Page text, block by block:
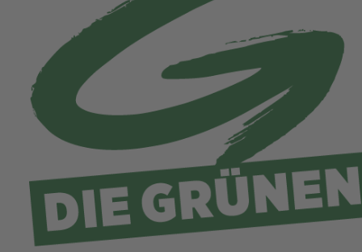
Verkehr und Mobilität
Kultur
Natur und Umwelt
Demokratie
Geschichte